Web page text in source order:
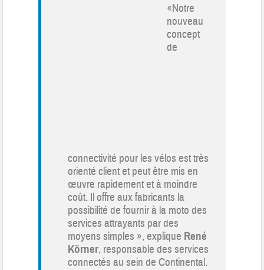
«Notre
nouveau
concept
de
connectivité pour les vélos est très
orienté client et peut être mis en
œuvre rapidement et à moindre
coût. Il offre aux fabricants la
possibilité de fournir à la moto des
services attrayants par des
moyens simples », explique René
Körner, responsable des services
connectés au sein de Continental.